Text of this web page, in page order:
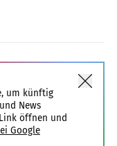
um künftig
News
öffnen und
Google